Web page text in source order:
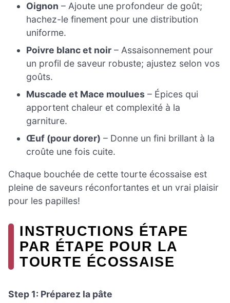
Oignon – Ajoute une profondeur de goût;
hachez-le finement pour une distribution
uniforme.
Poivre blanc et noir – Assaisonnement pour
un profil de saveur robuste; ajustez selon vos
goûts.
Muscade et Mace moulues – Épices qui
apportent chaleur et complexité à la
garniture.
Œuf (pour dorer) – Donne un fini brillant à la
croûte une fois cuite.
Chaque bouchée de cette tourte écossaise est
pleine de saveurs réconfortantes et un vrai plaisir
pour les papilles!
INSTRUCTIONS ÉTAPE
PAR ÉTAPE POUR LA
TOURTE ÉCOSSAISE
Step 1: Préparez la pâte